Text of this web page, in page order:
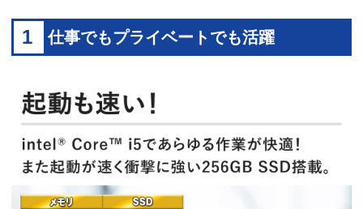
1 仕事でもプライベートでも活躍